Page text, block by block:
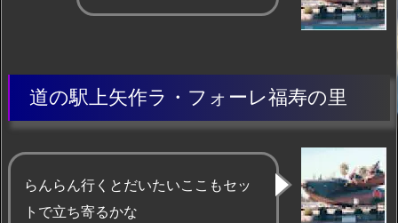
道の駅上矢作ラ・フォーレ福寿の里
らんらん行くとだいたいここもセッ
トで立ち寄るかな